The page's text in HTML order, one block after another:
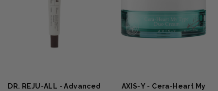
DR. REJU-ALL - Advanced
AXIS‑Y - Cera‑Heart My